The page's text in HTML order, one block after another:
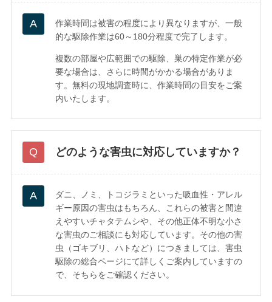
作業時間は被害の程度により異なりますが、一般
的な駆除作業は60～180分程度で完了します。
複数の部屋や広範囲での駆除、巣の特定作業が必
要な場合は、さらに時間がかかる場合がありま
す。無料の現地調査時に、作業時間の目安をご案
内いたします。
どのような害虫に対応していますか？
ダニ、ノミ、トコジラミといった吸血性・アレル
ギー原因の害虫はもちろん、これらの被害と間違
えやすいチャタテムシや、その他正体不明な小さ
な害虫のご相談にも対応しています。その他の害
虫（ゴキブリ、ハトなど）につきましては、害虫
駆除の総合ページにて詳しくご案内していますの
で、そちらをご確認ください。